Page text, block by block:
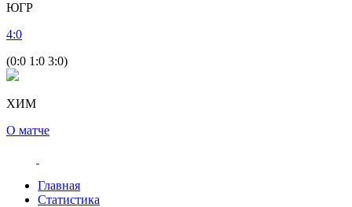
ЮГР
4:0
(0:0 1:0 3:0)
ХИМ
О матче
Главная
Статистика